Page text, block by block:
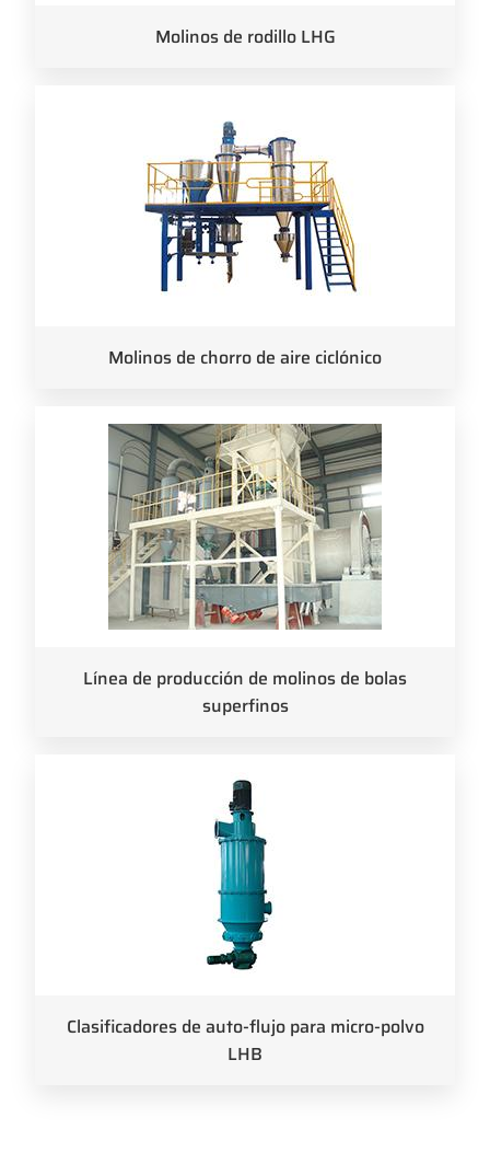
Molinos de rodillo LHG
Molinos de chorro de aire ciclónico
Línea de producción de molinos de bolas
superfinos
Clasificadores de auto-flujo para micro-polvo
LHB